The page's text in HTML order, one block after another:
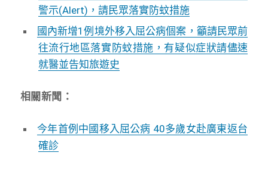
警示(Alert) ，請民眾落實防蚊措施
國內新增1例境外移入屈公病個案，籲請民眾前
往流行地區落實防蚊措施，有疑似症狀請儘速
就醫並告知旅遊史
相關新聞：
今年首例中國移入屈公病 40多歲女赴廣東返台
確診